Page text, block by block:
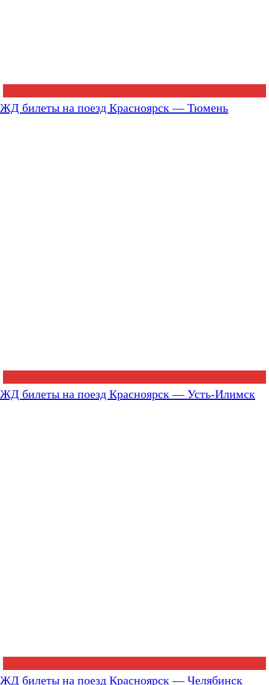
ЖД билеты на поезд Красноярск — Тюмень
ЖД билеты на поезд Красноярск — Усть-Илимск
ЖД билеты на поезд Красноярск — Челябинск